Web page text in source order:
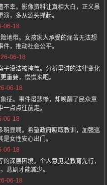
幸。影像资料让真相大白，正义虽
，多从源头抓起。
06-18
地带。女孩家人承受的痛苦无法想
，推动社会公平。
06-18
子没法被掩盖。分析里讲的法律变化
重要，慢慢来吧。
06-18
征。事件虽悲惨，却唤醒了民众意
点点往前走。
06-18
明显啊。希望政府吸取教训，加强巡
女性安心出门。
06-18
深层困境。个人意见是教育先行，
悲剧才能减少。
06-18